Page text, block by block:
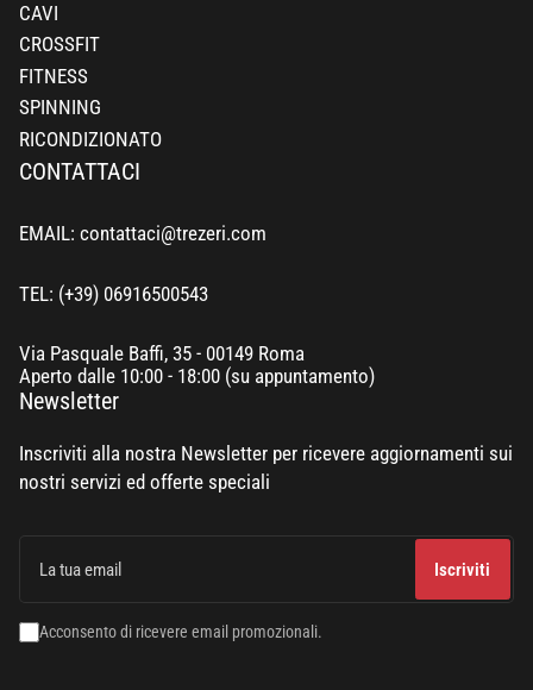
CAVI
CROSSFIT
FITNESS
SPINNING
RICONDIZIONATO
CONTATTACI
EMAIL: contattaci@trezeri.com
TEL: (+39) 06916500543
Via Pasquale Baffi, 35 - 00149 Roma
Aperto dalle 10:00 - 18:00 (su appuntamento)
Newsletter
Inscriviti alla nostra Newsletter per ricevere aggiornamenti sui
nostri servizi ed offerte speciali
Iscriviti
Acconsento di ricevere email promozionali.